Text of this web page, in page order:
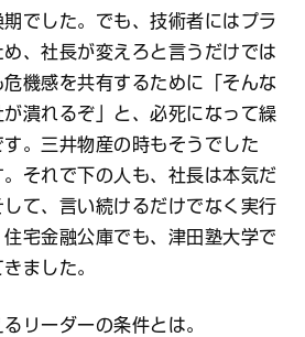
でした。でも、技術者にはプラ
、社長が変えろと言うだけでは
機感を共有するために「そんな
潰れるぞ」と、必死になって繰
。三井物産の時もそうでした
それで下の人も、社長は本気だ
て、言い続けるだけでなく実行
宅金融公庫でも、津田塾大学で
ました。
リーダーの条件とは。